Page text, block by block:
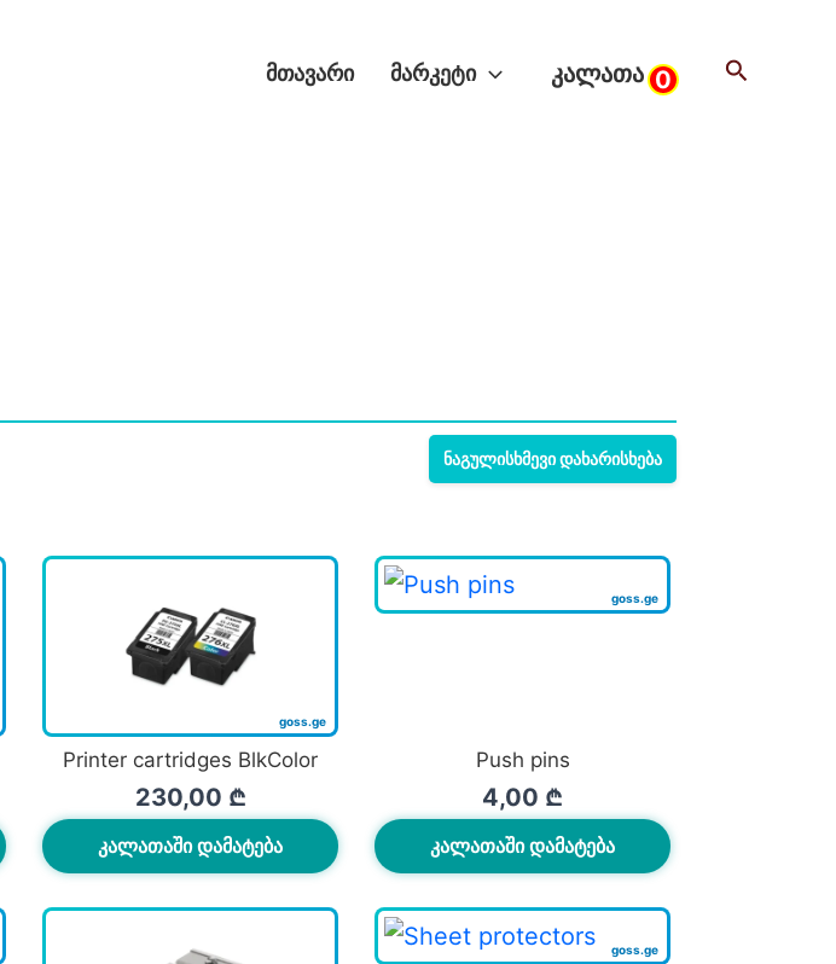
ᲛᲗᲐᲕᲐᲠᲘ ᲛᲐᲠᲙᲔᲢᲘ ᲙᲐᲚᲐᲗᲐ 0 Search
Printer cartridges BlkColor
230,00 ₾
ᲙᲐᲚᲐᲗᲐᲨᲘ ᲓᲐᲛᲐᲢᲔᲑᲐ
Push pins
4,00 ₾
ᲙᲐᲚᲐᲗᲐᲨᲘ ᲓᲐᲛᲐᲢᲔᲑᲐ